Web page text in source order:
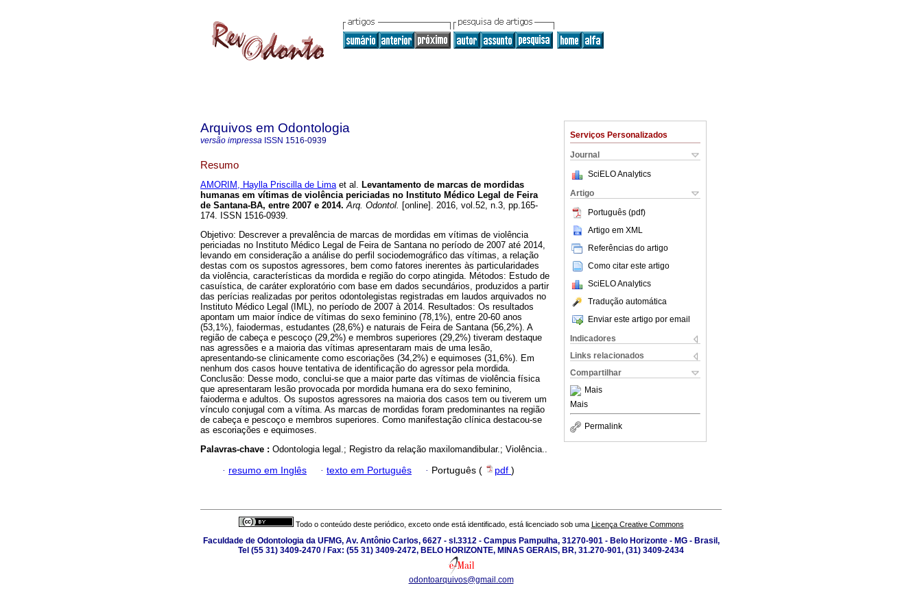
Serviços Personalizados
Journal
SciELO Analytics
Artigo
Português (pdf)
Artigo em XML
Referências do artigo
Como citar este artigo
SciELO Analytics
Tradução automática
Enviar este artigo por email
Indicadores
Links relacionados
Compartilhar
Mais
Mais
Permalink
Arquivos em Odontologia
versão impressa ISSN 1516-0939
Resumo
AMORIM, Haylla Priscilla de Limaet al. Levantamento de marcas de mordidas
humanas em vítimas de violência periciadas no Instituto Médico Legal de Feira
de Santana-BA, entre 2007 e 2014. Arq. Odontol. [online]. 2016, vol.52, n.3, pp.165-
174. ISSN 1516-0939.
Objetivo: Descrever a prevalência de marcas de mordidas em vítimas de violência
periciadas no Instituto Médico Legal de Feira de Santana no período de 2007 até 2014,
levando em consideração a análise do perfil sociodemográfico das vítimas, a relação
destas com os supostos agressores, bem como fatores inerentes às particularidades
da violência, características da mordida e região do corpo atingida. Métodos: Estudo de
casuística, de caráter exploratório com base em dados secundários, produzidos a partir
das perícias realizadas por peritos odontolegistas registradas em laudos arquivados no
Instituto Médico Legal (IML), no período de 2007 à 2014. Resultados: Os resultados
apontam um maior índice de vítimas do sexo feminino (78,1%), entre 20-60 anos
(53,1%), faiodermas, estudantes (28,6%) e naturais de Feira de Santana (56,2%). A
região de cabeça e pescoço (29,2%) e membros superiores (29,2%) tiveram destaque
nas agressões e a maioria das vítimas apresentaram mais de uma lesão,
apresentando-se clinicamente como escoriações (34,2%) e equimoses (31,6%). Em
nenhum dos casos houve tentativa de identificação do agressor pela mordida.
Conclusão: Desse modo, conclui-se que a maior parte das vítimas de violência física
que apresentaram lesão provocada por mordida humana era do sexo feminino,
faioderma e adultos. Os supostos agressores na maioria dos casos tem ou tiverem um
vínculo conjugal com a vítima. As marcas de mordidas foram predominantes na região
de cabeça e pescoço e membros superiores. Como manifestação clínica destacou-se
as escoriações e equimoses.
Palavras-chave : Odontologia legal.; Registro da relação maxilomandibular.; Violência..
· resumo em Inglês · texto em Português · Português ( pdf )
Todo o conteúdo deste periódico, exceto onde está identificado, está licenciado sob uma Licença Creative Commons
Faculdade de Odontologia da UFMG, Av. Antônio Carlos, 6627 - sl.3312 - Campus Pampulha, 31270-901 - Belo Horizonte - MG - Brasil,
Tel (55 31) 3409-2470 / Fax: (55 31) 3409-2472, BELO HORIZONTE, MINAS GERAIS, BR, 31.270-901, (31) 3409-2434
odontoarquivos@gmail.com